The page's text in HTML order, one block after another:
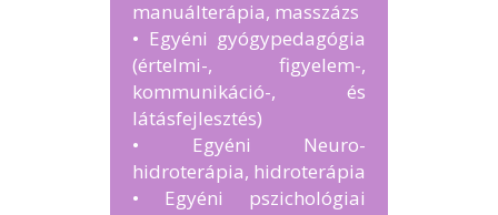
manuálterápia, masszázs
• Egyéni gyógypedagógia
(értelmi-, figyelem-,
kommunikáció-, és
látásfejlesztés)
• Egyéni Neuro-
hidroterápia, hidroterápia
• Egyéni pszichológiai